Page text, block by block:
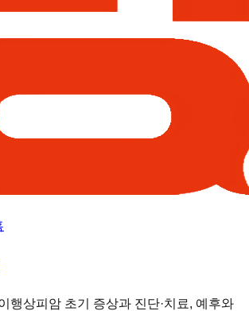
행상피암 초기 증상과 진단·치료, 예후와